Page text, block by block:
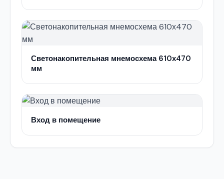
Светонакопительная мнемосхема 610х470
мм
Вход в помещение